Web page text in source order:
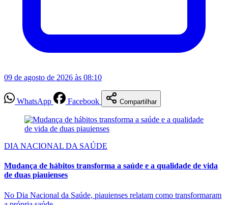
09 de agosto de 2026 às 08:10
WhatsApp Facebook Compartilhar
DIA NACIONAL DA SAÚDE
Mudança de hábitos transforma a saúde e a qualidade de vida
de duas piauienses
No Dia Nacional da Saúde, piauienses relatam como transformaram